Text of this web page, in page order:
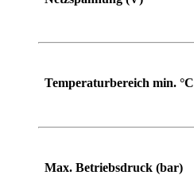
Temperaturbereich min. °C
Max. Betriebsdruck (bar)